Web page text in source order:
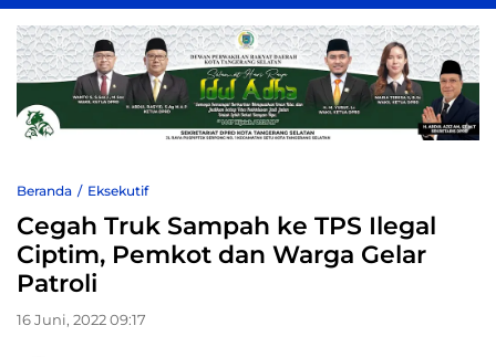
Beranda Eksekutif
Cegah Truk Sampah ke TPS Ilegal
Ciptim, Pemkot dan Warga Gelar
Patroli
16 Juni, 2022 09:17